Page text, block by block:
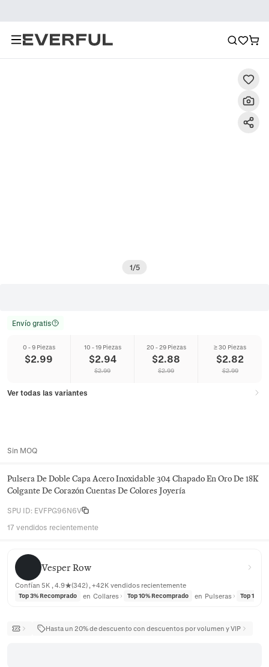
1/5
Envío gratis
0 - 9 Piezas
$2.99
10 - 19 Piezas
$2.94
$2.99
20 - 29 Piezas
$2.88
$2.99
≥ 30 Piezas
$2.82
$2.99
Ver todas las variantes
Sin MOQ
Pulsera De Doble Capa Acero Inoxidable 304 Chapado En Oro De 18K
Colgante De Corazón Cuentas De Colores Joyería
SPU ID: EVFPG96N6V
17 vendidos recientemente
Vesper Row
Vesper Row
Confían 5K , 4.9★(342) , +42K vendidos recientemente
Top 3% Recomprado en Collares Top 10% Recomprado en Pulseras Top 10%
Hasta un 20% de descuento con descuentos por volumen y VIP